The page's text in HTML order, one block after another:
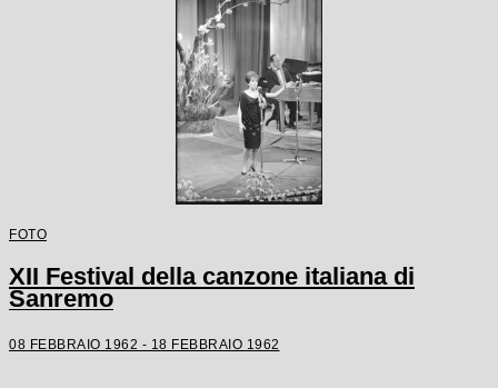
FOTO
XII Festival della canzone italiana di
Sanremo
08 FEBBRAIO 1962 - 18 FEBBRAIO 1962